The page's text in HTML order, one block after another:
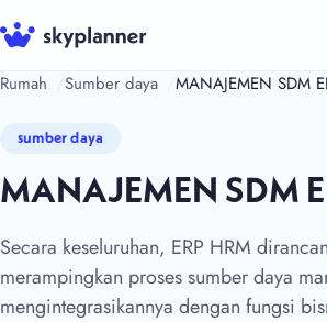
Langsung
ke
isi
Rumah Sumber daya MANAJEMEN SDM
sumber daya
MANAJEMEN SDM
Secara keseluruhan, ERP HRM
merampingkan proses sumber daya
mengintegrasikannya dengan fungsi